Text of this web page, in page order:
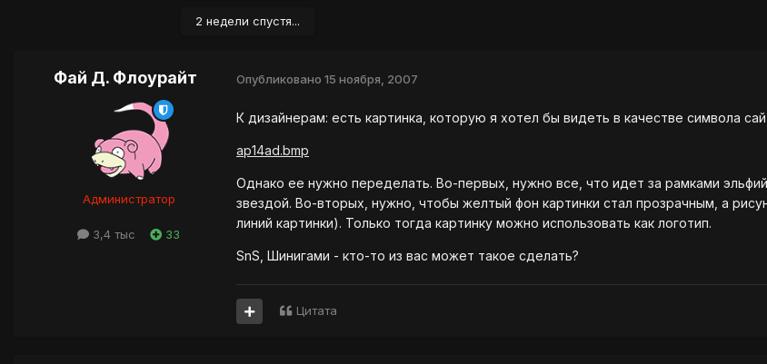
2 недели спустя...
Фай Д. Флоурайт
Администратор
3,4 тыс 33
Опубликовано 15 ноября, 2007
К дизайнерам: есть картинка, которую я хотел бы видеть в качестве символа
ap14ad.bmp
Однако ее нужно переделать. Во-первых, нужно все, что идет за рамками
звездой. Во-вторых, нужно, чтобы желтый фон картинки стал прозрачным, а
линий картинки). Только тогда картинку можно использовать как логотип.
SnS, Шинигами - кто-то из вас может такое сделать?
Цитата